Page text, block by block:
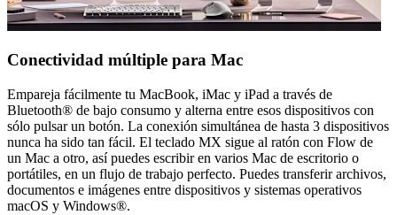
Conectividad múltiple para Mac
Empareja fácilmente tu MacBook, iMac y iPad a través de
Bluetooth® de bajo consumo y alterna entre esos dispositivos con
sólo pulsar un botón. La conexión simultánea de hasta 3 dispositivos
nunca ha sido tan fácil. El teclado MX sigue al ratón con Flow de
un Mac a otro, así puedes escribir en varios Mac de escritorio o
portátiles, en un flujo de trabajo perfecto. Puedes transferir archivos,
documentos e imágenes entre dispositivos y sistemas operativos
macOS y Windows®.